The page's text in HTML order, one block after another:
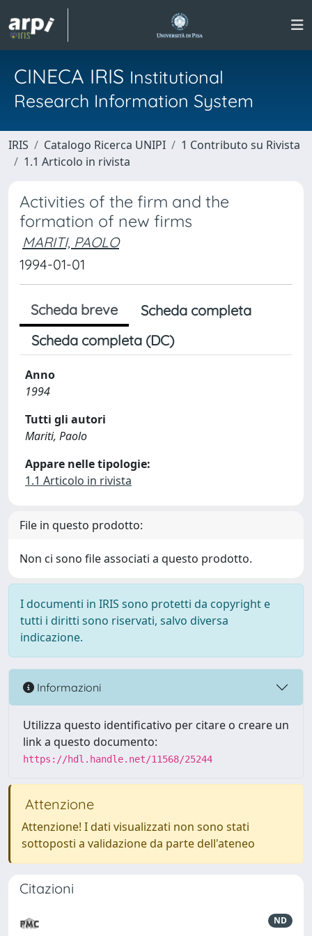
CINECA IRIS Institutional
Research Information System
IRIS Catalogo Ricerca UNIPI
1 Contributo su Rivista
1.1 Articolo in rivista
Activities of the firm and the
formation of new firms
MARITI, PAOLO
1994-01-01
Scheda breve
Scheda completa
Scheda completa (DC)
Anno
1994
Tutti gli autori
Mariti, Paolo
Appare nelle tipologie:
1.1 Articolo in rivista
File in questo prodotto:
Non ci sono file associati a questo prodotto.
I documenti in IRIS sono protetti da copyright e
tutti i diritti sono riservati, salvo diversa
indicazione.
Informazioni
Utilizza questo identificativo per citare o creare un
link a questo documento:
https://hdl.handle.net/11568/25244
Attenzione
Attenzione! I dati visualizzati non sono stati
sottoposti a validazione da parte dell'ateneo
Citazioni
ND